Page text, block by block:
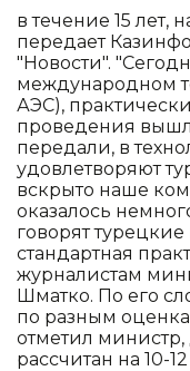
в течение 15 лет,
передает
"Новости".
международном
АЭС),
проведения
передали, в
удовлетворяют
вскрыто наше
оказалось
говорят турецкие
стандартная
журналистам
Шматко. По его
по разным
отметил министр,
рассчитан на 10-12